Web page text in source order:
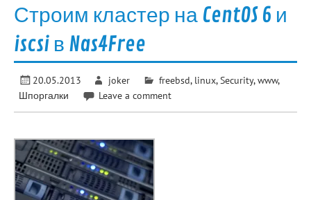
Строим кластер на CentOS 6 и
iscsi в Nas4Free
20.05.2013 joker freebsd, linux,Security,www,
Шпоргалки
Leave a comment